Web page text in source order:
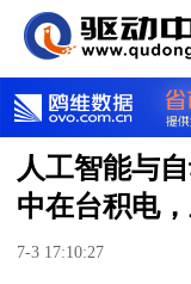
人工智能与
中在台积电
7-3 17:10:27